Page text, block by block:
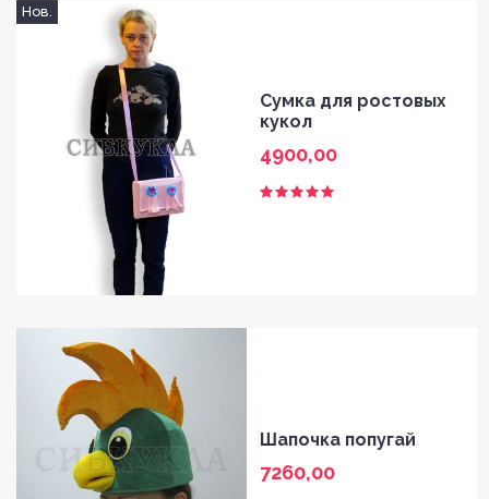
Нов.
Сумка для ростовых
кукол
4900,00
Шапочка попугай
7260,00